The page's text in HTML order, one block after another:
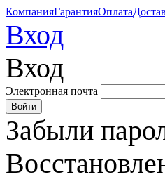
КомпанияГарантияОплата
Вход
Вход
Электронная почта
Забыли